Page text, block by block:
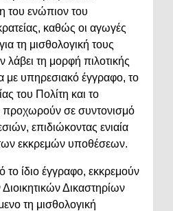
του ενώπιον του
καθώς οι αγωγές
τη μισθολογική τους
λάβει τη μορφή πιλοτικής
υπηρεσιακό έγγραφο, το
του Πολίτη και το
σε συντονισμό
επιδιώκοντας ενιαία
εκκρεμών υποθέσεων.
ίδιο έγγραφο, εκκρεμούν
Δικαστηρίων
τη μισθολογική